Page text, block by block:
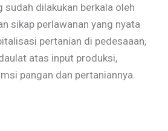
sudah dilakukan berkala oleh
sikap perlawanan yang nyata
pertanian di pedesaaan,
atas input produksi,
pangan dan pertaniannya.